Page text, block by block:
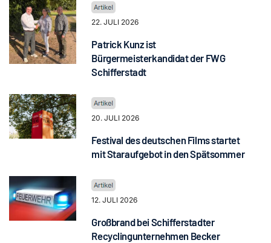
22. JULI 2026
Patrick Kunz ist
Bürgermeisterkandidat der FWG
Schifferstadt
20. JULI 2026
Festival des deutschen Films startet
mit Staraufgebot in den Spätsommer
12. JULI 2026
Großbrand bei Schifferstadter
Recyclingunternehmen Becker